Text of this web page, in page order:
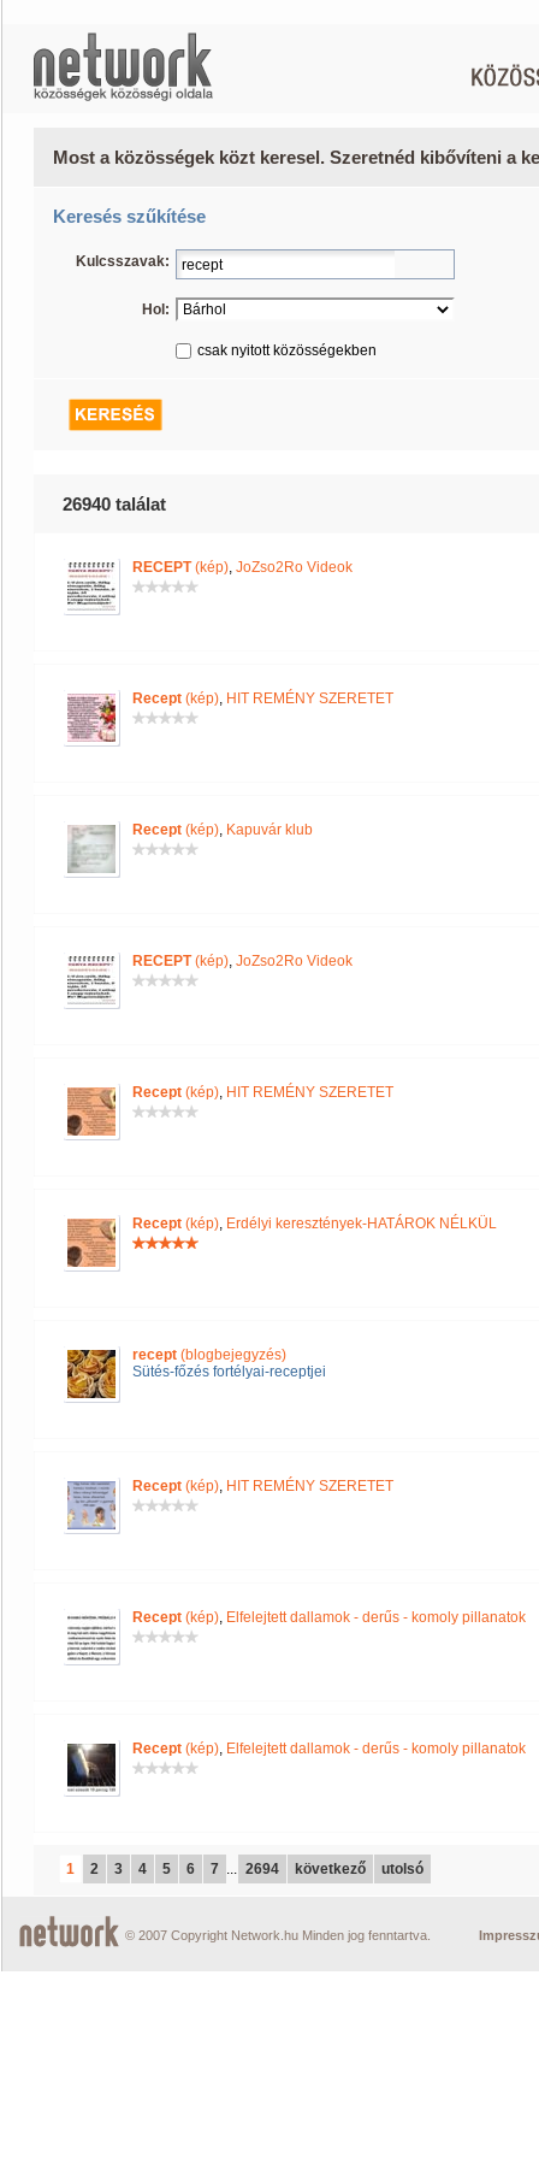
Most a közösségek közt keresel. Szeretnéd kibővíteni a
Keresés szűkítése
Kulcsszavak:
Hol:
csak nyitott közösségekben
26940 találat
RECEPT(kép), JoZso2Ro Videok
Recept (kép), HIT REMÉNY SZERETET
Recept (kép), Kapuvár klub
RECEPT(kép), JoZso2Ro Videok
Recept (kép), HIT REMÉNY SZERETET
Recept (kép), Erdélyi keresztények-HATÁROK NÉLKÜL
recept (blogbejegyzés)
Sütés-főzés fortélyai-receptjei
Recept (kép), HIT REMÉNY SZERETET
Recept (kép), Elfelejtett dallamok - derűs - komoly pillanatok
Recept (kép), Elfelejtett dallamok - derűs - komoly pillanatok
1 2 3 4 5 6 7 ... 2694 következő utolsó
© 2007 Copyright Network.hu Minden jog fenntartva.